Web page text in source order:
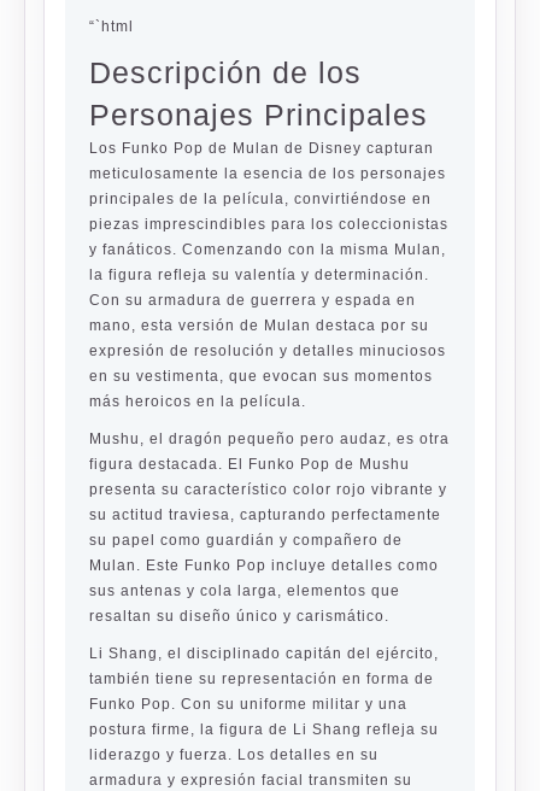
“`html
Descripción de los
Personajes Principales
Los Funko Pop de Mulan de Disney capturan
meticulosamente la esencia de los personajes
principales de la película, convirtiéndose en
piezas imprescindibles para los coleccionistas
y fanáticos. Comenzando con la misma Mulan,
la figura refleja su valentía y determinación.
Con su armadura de guerrera y espada en
mano, esta versión de Mulan destaca por su
expresión de resolución y detalles minuciosos
en su vestimenta, que evocan sus momentos
más heroicos en la película.
Mushu, el dragón pequeño pero audaz, es otra
figura destacada. El Funko Pop de Mushu
presenta su característico color rojo vibrante y
su actitud traviesa, capturando perfectamente
su papel como guardián y compañero de
Mulan. Este Funko Pop incluye detalles como
sus antenas y cola larga, elementos que
resaltan su diseño único y carismático.
Li Shang, el disciplinado capitán del ejército,
también tiene su representación en forma de
Funko Pop. Con su uniforme militar y una
postura firme, la figura de Li Shang refleja su
liderazgo y fuerza. Los detalles en su
armadura y expresión facial transmiten su